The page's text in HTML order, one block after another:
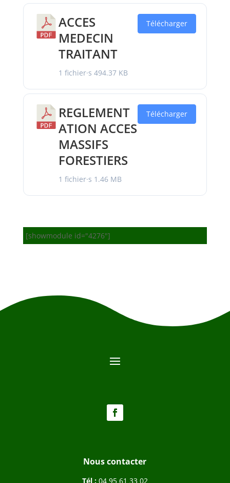
ACCES
MEDECIN
TRAITANT
1 fichier·s 494.37 KB
Télécharger
REGLEMENT
ATION ACCES
MASSIFS
FORESTIERS
1 fichier·s 1.46 MB
Télécharger
[showmodule id="4276"]
Nous contacter
Tél : 04 95 61 33 02